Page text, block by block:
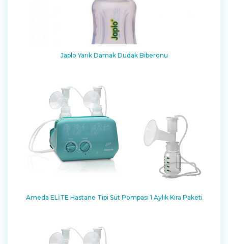
Japlo Yarık Damak Dudak Biberonu
Ameda ELİTE Hastane Tipi Süt Pompası 1 Aylık Kira Paketi